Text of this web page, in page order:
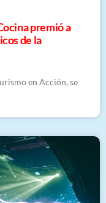
premió a
de la
en Acción, se